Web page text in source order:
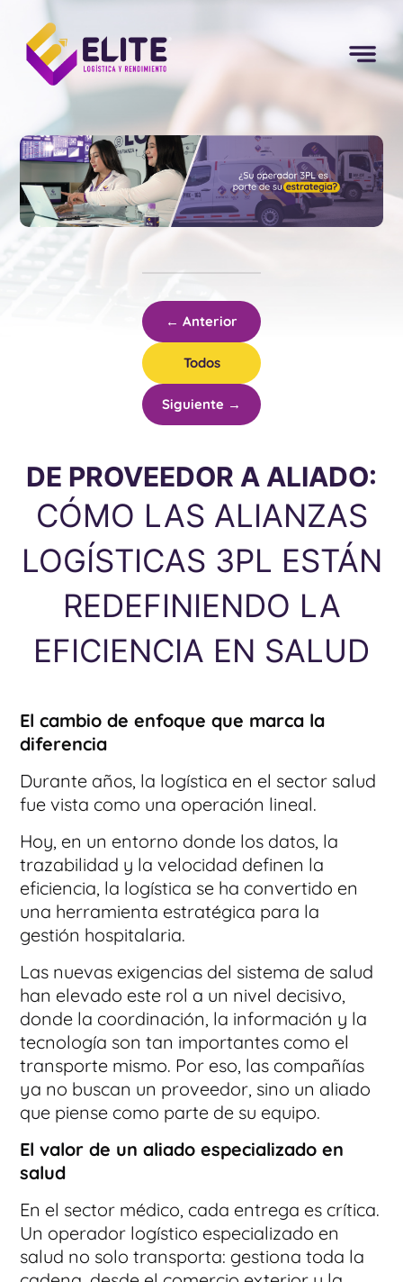
← Anterior
Todos
Siguiente →
DE PROVEEDOR A ALIADO:
CÓMO LAS ALIANZAS
LOGÍSTICAS 3PL ESTÁN
REDEFINIENDO LA
EFICIENCIA EN SALUD
El cambio de enfoque que marca la
diferencia
Durante años, la logística en el sector salud
fue vista como una operación lineal.
Hoy, en un entorno donde los datos, la
trazabilidad y la velocidad definen la
eficiencia, la logística se ha convertido en
una herramienta estratégica para la
gestión hospitalaria.
Las nuevas exigencias del sistema de salud
han elevado este rol a un nivel decisivo,
donde la coordinación, la información y la
tecnología son tan importantes como el
transporte mismo. Por eso, las compañías
ya no buscan un proveedor, sino un aliado
que piense como parte de su equipo.
El valor de un aliado especializado en
salud
En el sector médico, cada entrega es crítica.
Un operador logístico especializado en
salud no solo transporta: gestiona toda la